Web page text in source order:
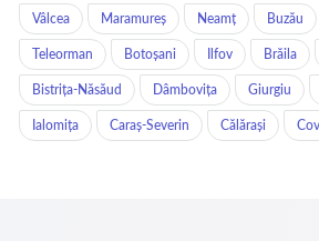
Vâlcea Maramureș Neamț Buzău
Teleorman Botoșani Ilfov Brăila
Bistrița-Năsăud Dâmbovița Giurgiu
Ialomița Caraș-Severin Călărași